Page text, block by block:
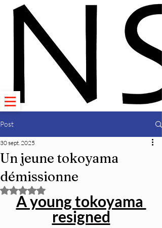
Post
Un jeune tokoyama
démissionne
30 sept. 2025
Noté NaN étoiles sur 5.
A young tokoyama
resigned